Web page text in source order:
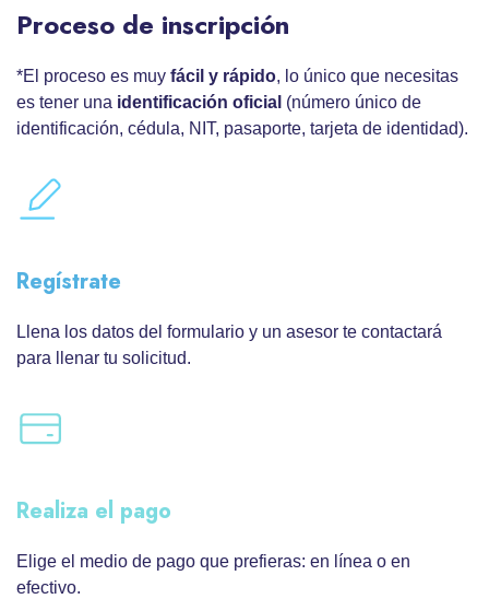
Proceso de inscripción
*El proceso es muy fácil y rápido, lo único que necesitas
es tener una identificación oficial (número único de
identificación, cédula, NIT, pasaporte, tarjeta de identidad).
Regístrate
Llena los datos del formulario y un asesor te contactará
para llenar tu solicitud.
Realiza el pago
Elige el medio de pago que prefieras: en línea o en
efectivo.